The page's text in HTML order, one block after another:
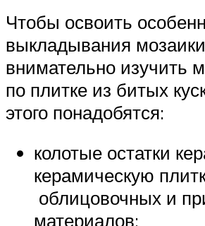
Чтобы освоить
выкладывания
внимательно изучить
по плитке из битых
этого понадобятся:
колотые остатки
керамическую
облицовочных и
материалов;